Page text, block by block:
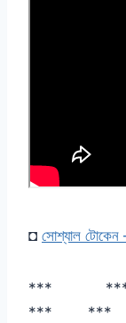
◘ সোশ্যাল টোকেন
***
***